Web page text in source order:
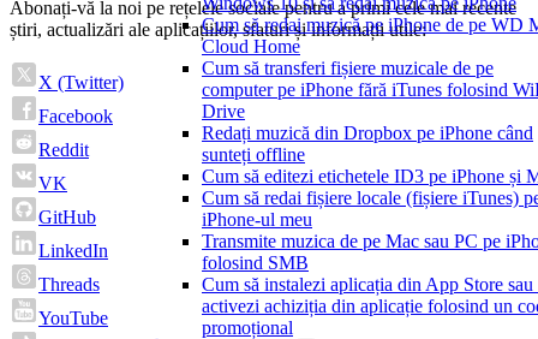
Cum să redai muzică pe iPhone de pe WD
Cloud Home
Cum să transferi fișiere muzicale de pe
computer pe iPhone fără iTunes folosind
Drive
Redați muzică din Dropbox pe iPhone când
sunteți offline
Cum să editezi etichetele ID3 pe iPhone și
Cum să redai fișiere locale (fișiere iTunes)
iPhone-ul meu
Transmite muzica de pe Mac sau PC pe
folosind SMB
Cum să instalezi aplicația din App Store sau
activezi achiziția din aplicație folosind un
promoțional
Abonați-vă la noi pe rețelele sociale pentru a primi cele mai recente
știri, actualizări ale aplicațiilor, sfaturi și informații utile:
X (Twitter)
Facebook
Reddit
VK
GitHub
LinkedIn
Threads
YouTube